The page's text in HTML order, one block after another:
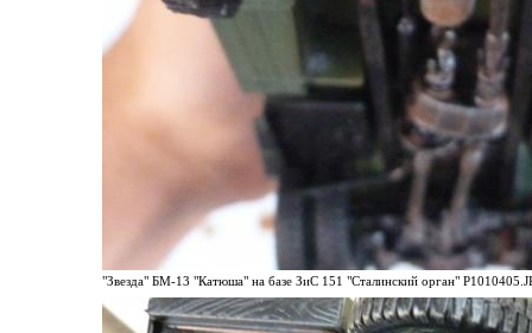
"Звезда" БМ-13 "Катюша" на базе ЗиС 151 "Сталинский орган"